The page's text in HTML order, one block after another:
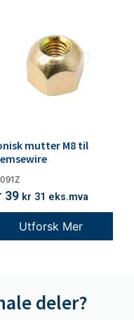
mutter M8 til
39 kr 31 eks.mva
Utforsk Mer
deler?